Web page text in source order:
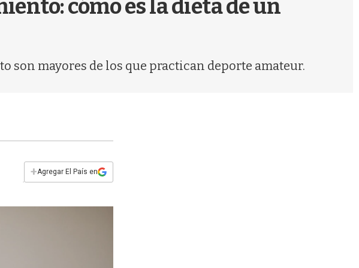
cómo es la dieta de un
mayores de los que practican deporte amateur.
+Agregar El País en